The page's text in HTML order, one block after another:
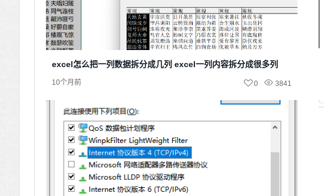
excel怎么把一列数据拆分成几列 excel一列内容拆分成很多列
10个月前 3841
0